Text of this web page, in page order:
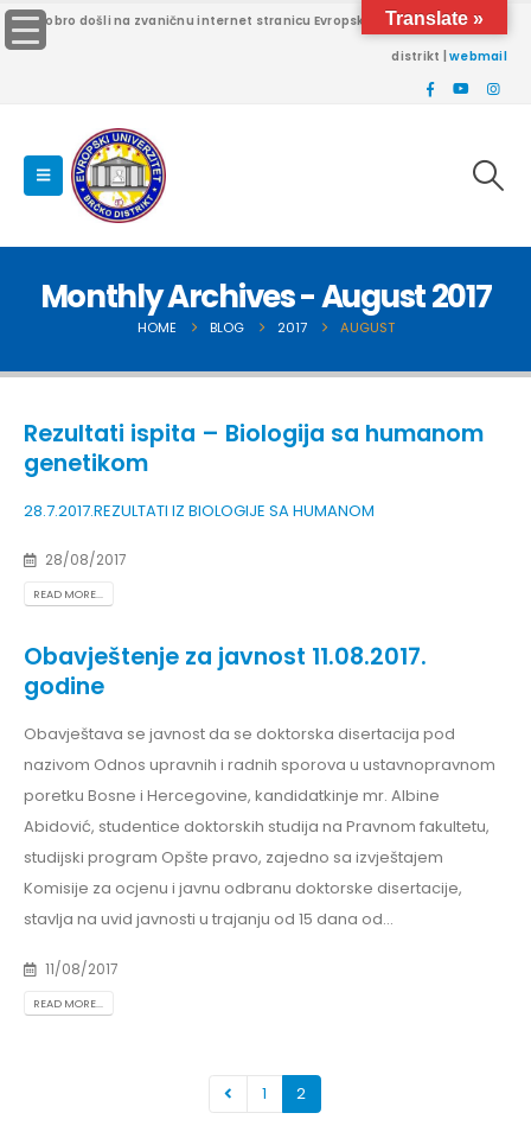
Dobro došli na zvaničnu internet stranicu Evropskog univerziteta Brčko
distrikt |webmail
Monthly Archives - August 2017
HOME BLOG 2017 AUGUST
Rezultati ispita – Biologija sa humanom
genetikom
28.7.2017.REZULTATI IZ BIOLOGIJE SA HUMANOM
28/08/2017
READ MORE...
Obavještenje za javnost 11.08.2017.
godine
Obavještava se javnost da se doktorska disertacija pod
nazivom Odnos upravnih i radnih sporova u ustavnopravnom
poretku Bosne i Hercegovine, kandidatkinje mr. Albine
Abidović, studentice doktorskih studija na Pravnom fakultetu,
studijski program Opšte pravo, zajedno sa izvještajem
Komisije za ocjenu i javnu odbranu doktorske disertacije,
stavlja na uvid javnosti u trajanju od 15 dana od...
11/08/2017
READ MORE...
1 2
Translate »